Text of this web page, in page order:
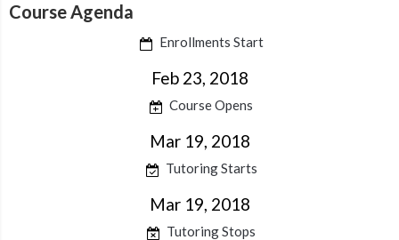
Course Agenda
Enrollments Start
Feb 23, 2018
Course Opens
Mar 19, 2018
Tutoring Starts
Mar 19, 2018
Tutoring Stops